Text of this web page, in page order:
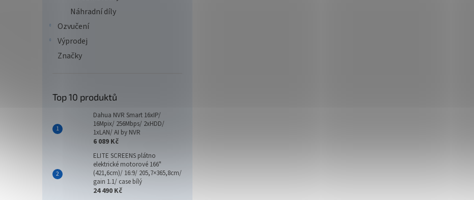
Náhradní díly
Ozvučení
Výprodej
Značky
Top 10 produktů
Dahua NVR Smart 16xIP/
16Mpix/ 256Mbps/ 2xHDD/
1xLAN/ AI by NVR
6 089 Kč
ELITE SCREENS plátno
elektrické motorové 166"
(421,6cm)/ 16:9/ 205,7×365,8cm/
gain 1.1/ case bílý
24 490 Kč